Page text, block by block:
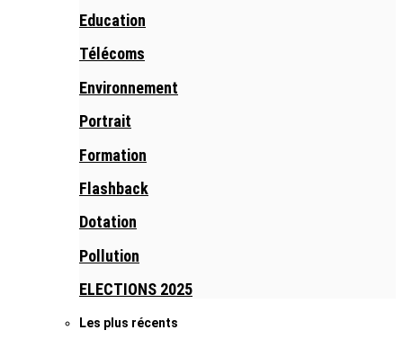
Education
Télécoms
Environnement
Portrait
Formation
Flashback
Dotation
Pollution
ELECTIONS 2025
Les plus récents